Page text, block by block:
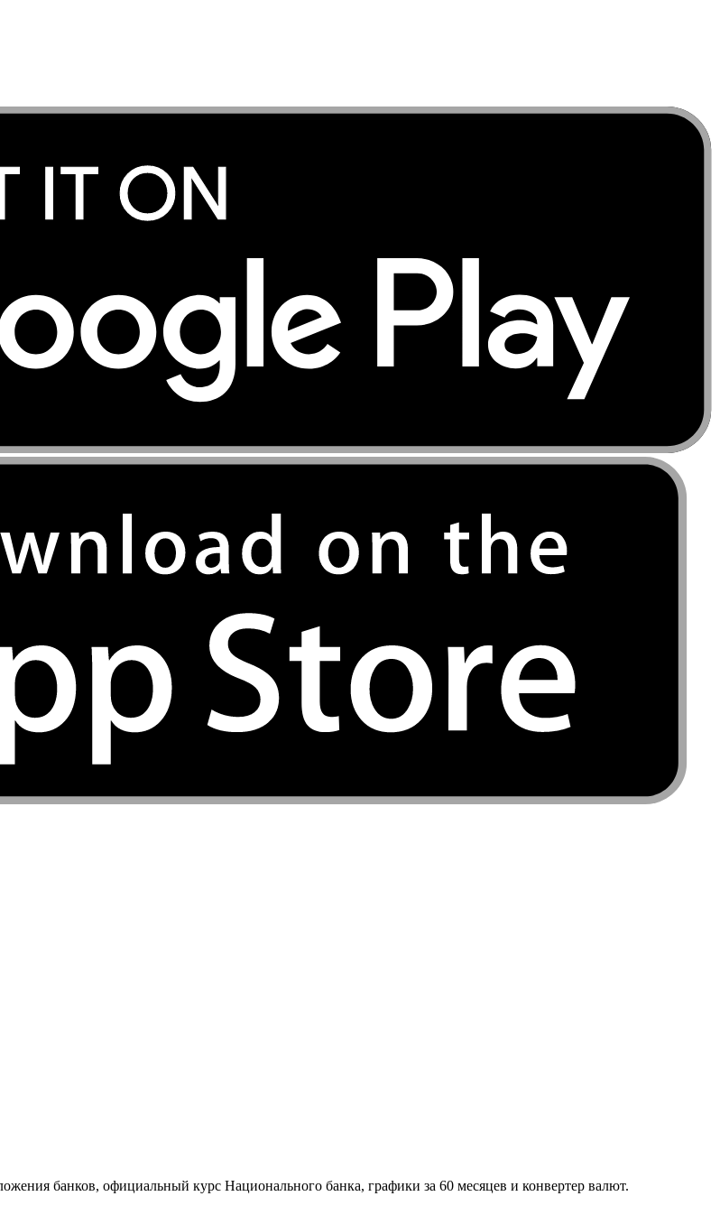
банков, официальный курс Национального банка, графики за 60 месяцев и конвертер валют.